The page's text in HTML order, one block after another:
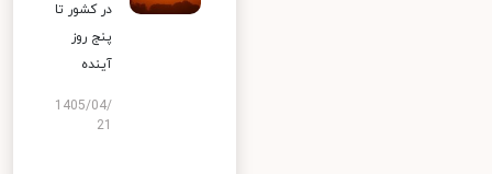
در کشور تا
پنج روز
آینده
1405/04/